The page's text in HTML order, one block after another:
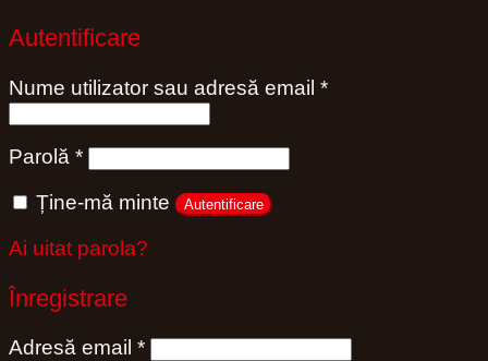
Autentificare
Nume utilizator sau adresă email *Obligatoriu
Parolă *Obligatoriu
Ține-mă minte Autentificare
Ai uitat parola?
Înregistrare
Adresă email *Obligatoriu